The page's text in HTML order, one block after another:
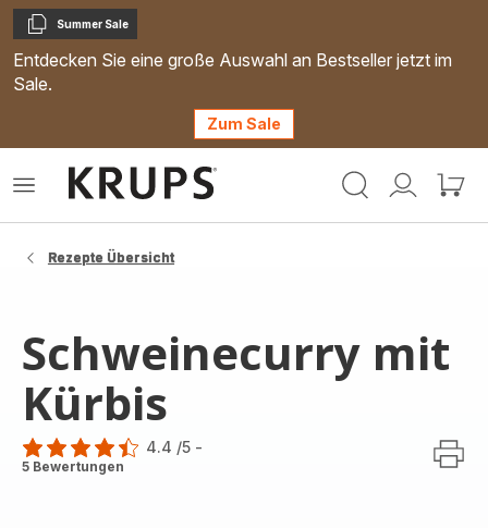
Kopieren
Summer Sale
Entdecken Sie eine große Auswahl an Bestseller jetzt im
Sale.
Zum Sale
Mein
Mein
Das
Rezepte Übersicht
Schweinecurry mit
Kürbis
ratings.4.4
4.4 /5 -
5 Bewertungen